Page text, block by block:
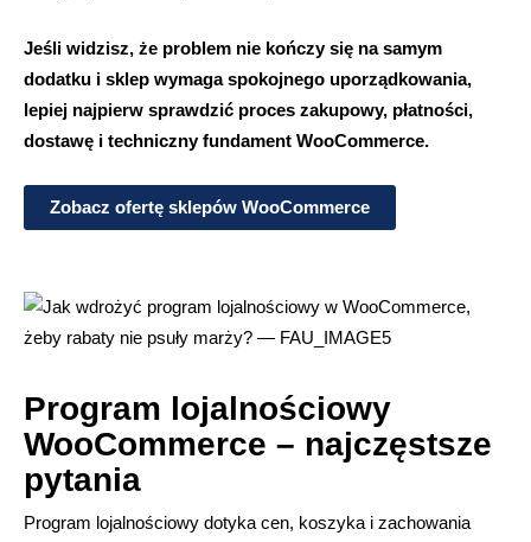
Jeśli widzisz, że problem nie kończy się na samym
dodatku i sklep wymaga spokojnego uporządkowania,
lepiej najpierw sprawdzić proces zakupowy, płatności,
dostawę i techniczny fundament WooCommerce.
Zobacz ofertę sklepów WooCommerce
Program lojalnościowy
WooCommerce – najczęstsze
pytania
Program lojalnościowy dotyka cen, koszyka i zachowania